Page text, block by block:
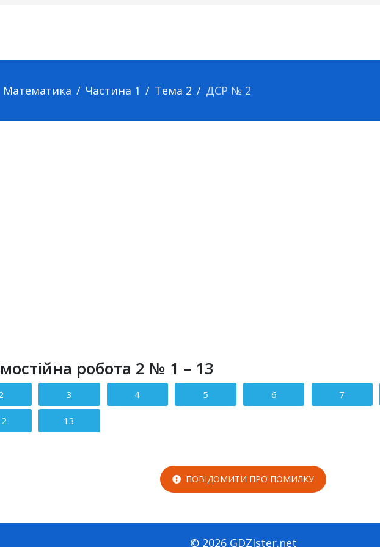
Математика Частина 1 Тема 2 ДСР № 2
робота 2 № 1 – 13
3 4 5 6 7
13
ПОВІДОМИТИ ПРО ПОМИЛКУ
© 2026 GDZIster.net